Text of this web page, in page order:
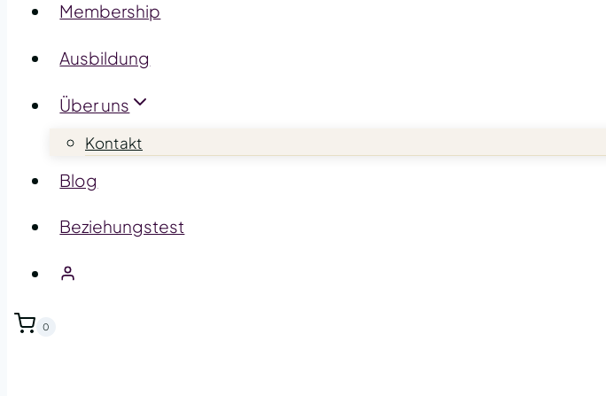
Membership
Ausbildung
Über uns
Kontakt
Blog
Beziehungstest
0